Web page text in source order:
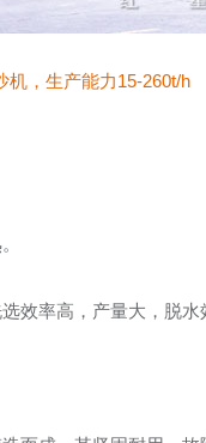
机，生产能力15-260t/h
效率高，产量大，脱水